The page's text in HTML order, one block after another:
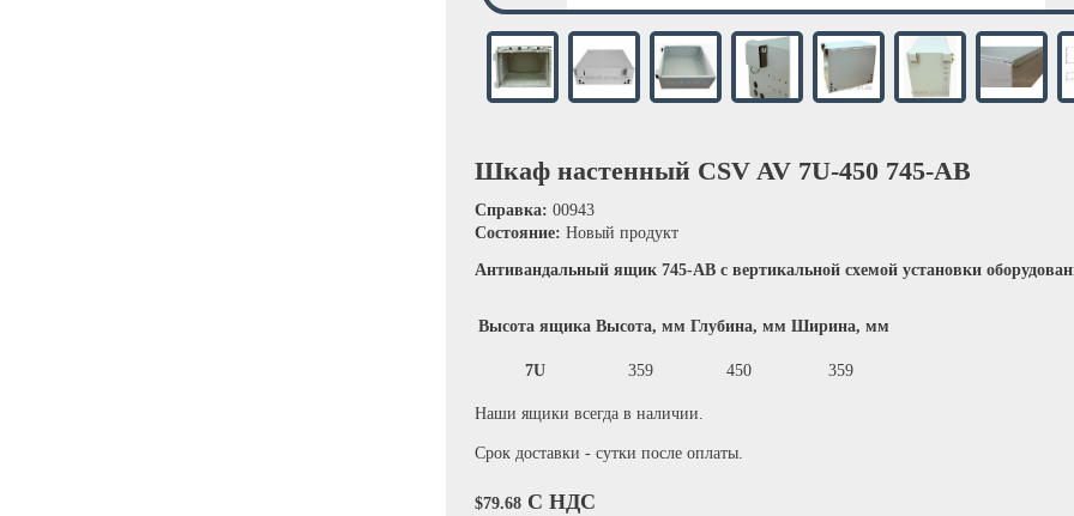
Шкаф настенный CSV AV 7U-450 745-АВ
Справка: 00943
Состояние: Новый продукт
Антивандальный ящик 745-АВ с вертикальной схемой установки
Высота ящика Высота, мм Глубина, мм Ширина, мм
7U 359 450 359
Наши ящики всегда в наличии.
Срок доставки - сутки после оплаты.
$79.68 С НДС